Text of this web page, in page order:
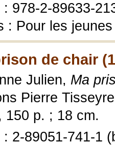
: 978-2-89633-
: Pour les
de chair
Julien, Ma
Pierre
150 p. ; 18 cm.
: 2-89051-741-1